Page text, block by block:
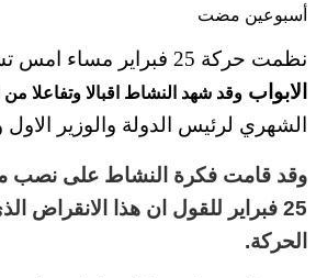
‏أسبوعين مضت
نظمت حركة 25 فبراير مساء امس تشاطا لتعبئة للمواطنين قرب السوق
الابواب وقد شهد النشاط اقبالا وتفاعلا
الشهري لرئيس الدولة والوزير
وقد قامت فكرة النشاط على نصب
25 فبراير للقول ان هذا الانقراض الذي يلحق بالسيولة لدرجة
الحركة.